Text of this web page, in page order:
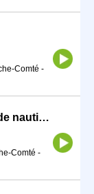
Comté -
Agent d'accueil et d'entretien au stade nautique (F/H) (H/F)
Comté -